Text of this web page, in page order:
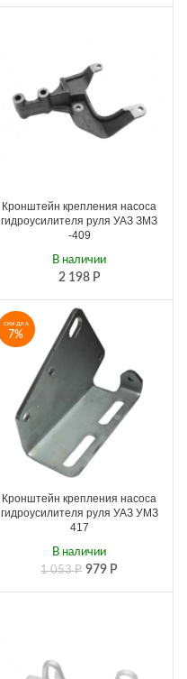
Кронштейн крепления насоса
гидроусилителя руля УАЗ ЗМЗ
-409
2 198 Р
В наличии
СКИДКА
7%
Кронштейн крепления насоса
гидроусилителя руля УАЗ УМЗ
417
1 053Р 979 Р
В наличии